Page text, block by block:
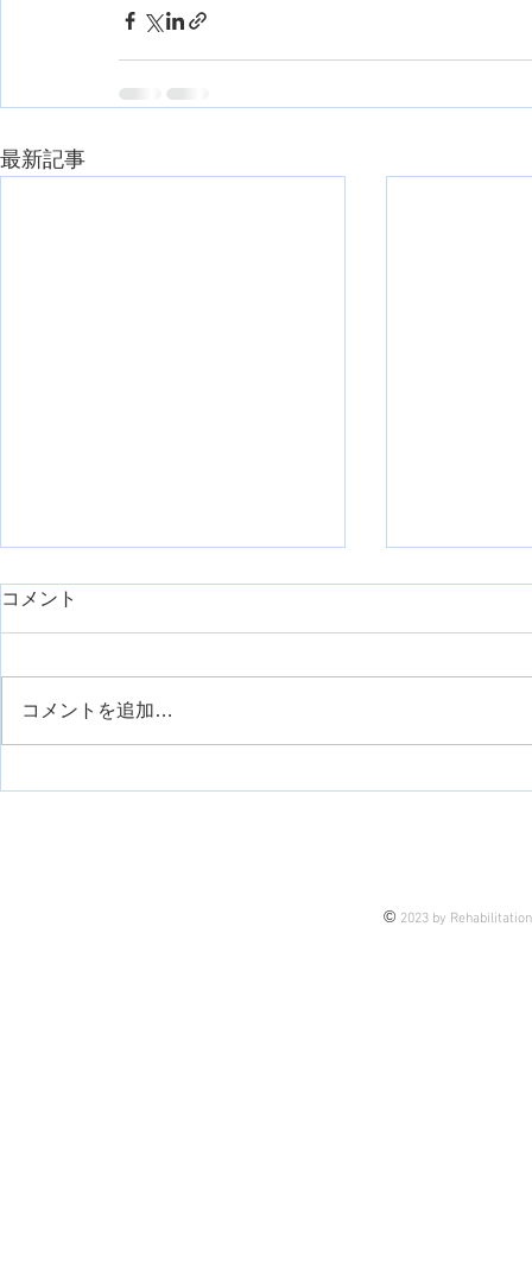
最新記事
コメント
コメントを追加…
© 2023 by